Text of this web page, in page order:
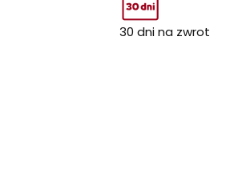
30 dni na zwrot